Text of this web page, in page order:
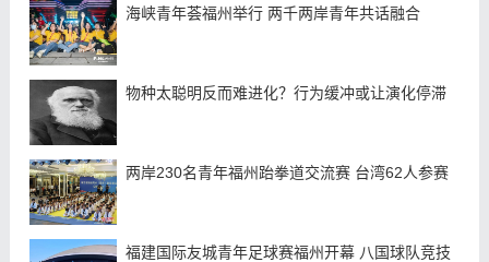
海峡青年荟福州举行 两千两岸青年共话融合
物种太聪明反而难进化？行为缓冲或让演化停滞
两岸230名青年福州跆拳道交流赛 台湾62人参赛
福建国际友城青年足球赛福州开幕 八国球队竞技